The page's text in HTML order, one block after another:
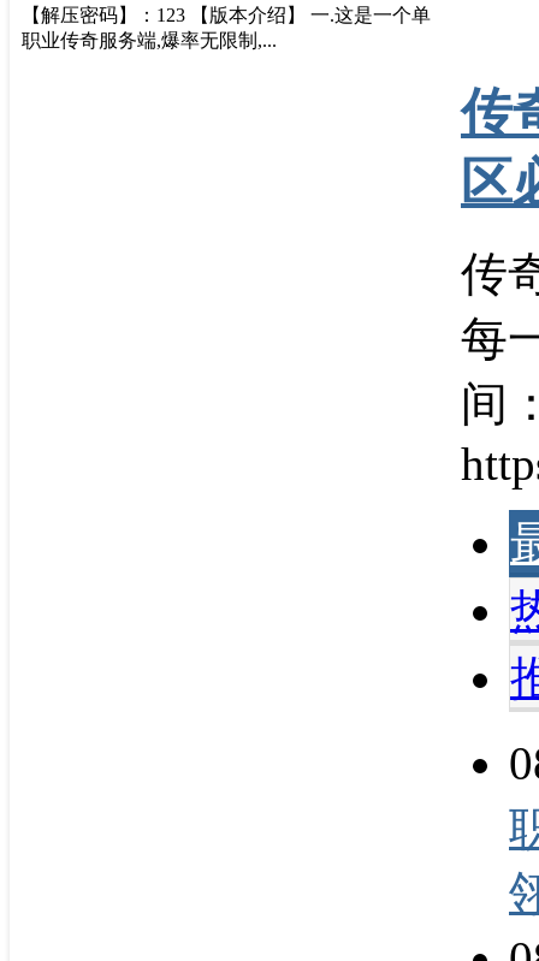
【解压密码】：123 【版本介绍】 一.这是一个单
职业传奇服务端,爆率无限制,...
传
区
传
每
间